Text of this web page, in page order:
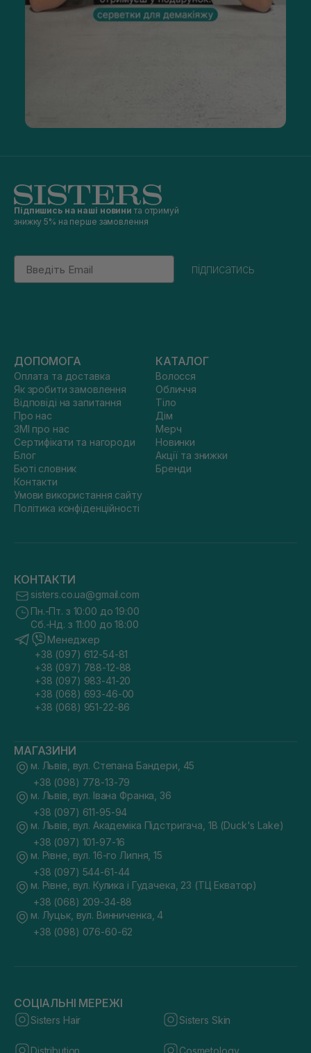
Підпишись на наші новини та отримуй
знижку 5% на перше замовлення
Email
підписатись
ДОПОМОГА
Оплата та доставка
Як зробити замовлення
Відповіді на запитання
Про нас
ЗМІ про нас
Сертифікати та нагороди
Блог
Бюті словник
Контакти
Умови використання сайту
Політика конфіденційності
КАТАЛОГ
Волосся
Обличчя
Тіло
Дім
Мерч
Новинки
Акції та знижки
Бренди
КОНТАКТИ
sisters.co.ua@gmail.com
Пн.-Пт. з 10:00 до 19:00
Сб.-Нд. з 11:00 до 18:00
Менеджер
+38 (097) 612-54-81
+38 (097) 788-12-88
+38 (097) 983-41-20
+38 (068) 693-46-00
+38 (068) 951-22-86
МАГАЗИНИ
м. Львів, вул. Степана Бандери, 45
+38 (098) 778-13-79
м. Львів, вул. Івана Франка, 36
+38 (097) 611-95-94
м. Львів, вул. Академіка Підстригача, 1В (Duck's Lake)
+38 (097) 101-97-16
м. Рівне, вул. 16-го Липня, 15
+38 (097) 544-61-44
м. Рівне, вул. Кулика і Гудачека, 23 (ТЦ Екватор)
+38 (068) 209-34-88
м. Луцьк, вул. Винниченка, 4
+38 (098) 076-60-62
СОЦІАЛЬНІ МЕРЕЖІ
Sisters Hair Sisters Skin
Distribution Cosmetology